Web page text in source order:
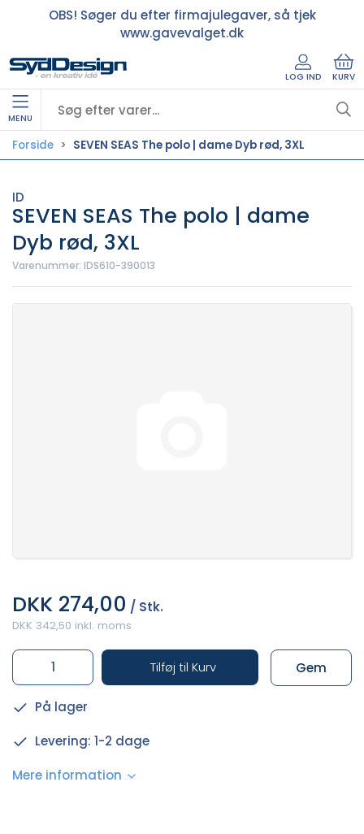
OBS! Søger du efter firmajulegaver, så tjek
www.gavevalget.dk
LOG IND KURV
MENU
Forside SEVEN SEAS The polo | dame Dyb rød, 3XL
ID
SEVEN SEAS The polo | dame
Dyb rød, 3XL
Varenummer: IDS610-390013
DKK 274,00 / Stk.
DKK 342,50 inkl. moms
Tilføj til Kurv Gem
På lager
Levering: 1-2 dage
Mere information